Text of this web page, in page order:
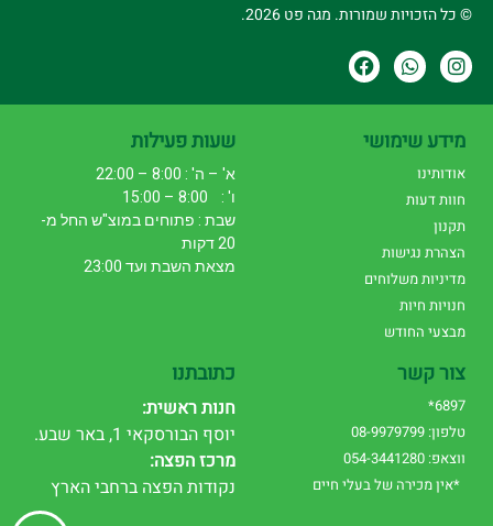
© כל הזכויות שמורות. מגה פט 2026.
מידע שימושי
אודותינו
חוות דעות
תקנון
הצהרת נגישות
מדיניות משלוחים
חנויות חיות
מבצעי החודש
שעות פעילות
א' – ה' : 8:00 – 22:00
ו' : 8:00 – 15:00
שבת : פתוחים במוצ"ש החל מ-
20 דקות
מצאת השבת ועד 23:00
צור קשר
6897*
טלפון: 08-9979799
ווצאפ: 054-3441280
*אין מכירה של בעלי חיים
כתובתנו
חנות ראשית:
יוסף הבורסקאי 1, באר שבע.
מרכז הפצה:
נקודות הפצה ברחבי הארץ